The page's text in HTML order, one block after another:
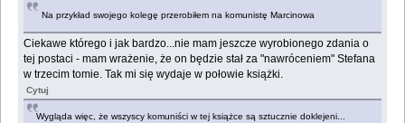
Na przykład swojego kolegę przerobiłem na komunistę Marcinowa
Ciekawe którego i jak bardzo...nie mam jeszcze wyrobionego zdania o
tej postaci - mam wrażenie, że on będzie stał za "nawróceniem" Stefana
w trzecim tomie. Tak mi się wydaje w połowie książki.
Cytuj
Wygląda więc, że wszyscy komuniści w tej książce są sztucznie doklejeni...